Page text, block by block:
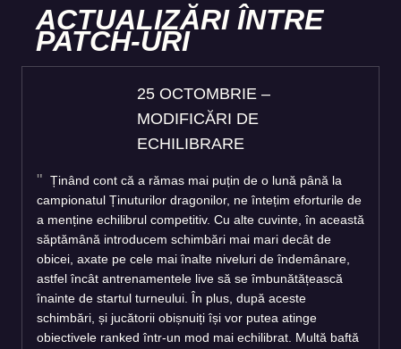
ACTUALIZĂRI ÎNTRE
PATCH-URI
25 OCTOMBRIE –
MODIFICĂRI DE
ECHILIBRARE
Ținând cont că a rămas mai puțin de o lună până la
campionatul Ținuturilor dragonilor, ne întețim eforturile de
a menține echilibrul competitiv. Cu alte cuvinte, în această
săptămână introducem schimbări mai mari decât de
obicei, axate pe cele mai înalte niveluri de îndemânare,
astfel încât antrenamentele live să se îmbunătățească
înainte de startul turneului. În plus, după aceste
schimbări, și jucătorii obișnuiți își vor putea atinge
obiectivele ranked într-un mod mai echilibrat. Multă baftă